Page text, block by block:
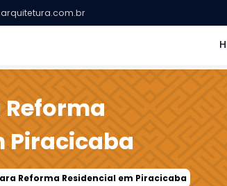
Piracicaba
Reforma Residencial em Piracicaba